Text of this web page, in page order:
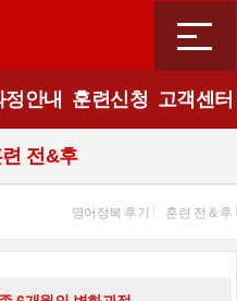
정안내 훈련신청 고객센터
전&후
영어정복 후기 훈련 전 & 후